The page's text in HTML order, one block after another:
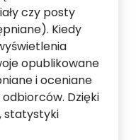
czy posty
Kiedy
opublikowane
i oceniane
Dzięki
statystyki